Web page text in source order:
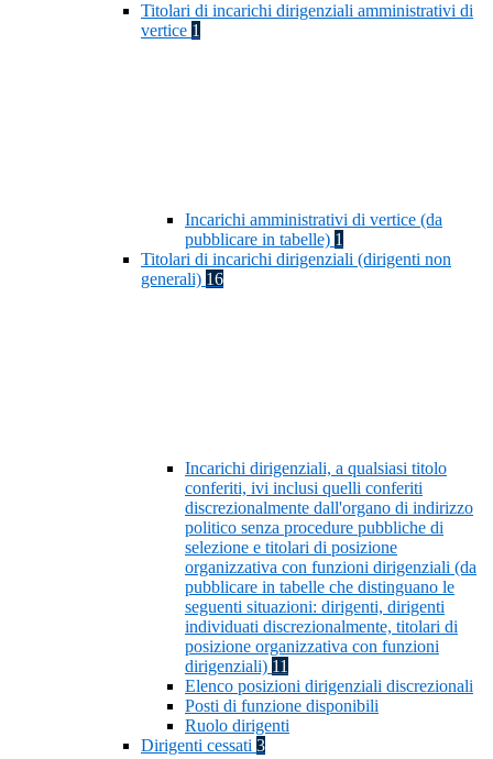
Titolari di incarichi dirigenziali amministrativi di
vertice 1
Incarichi amministrativi di vertice (da
pubblicare in tabelle) 1
Titolari di incarichi dirigenziali (dirigenti non
generali) 16
Incarichi dirigenziali, a qualsiasi titolo
conferiti, ivi inclusi quelli conferiti
discrezionalmente dall'organo di indirizzo
politico senza procedure pubbliche di
selezione e titolari di posizione
organizzativa con funzioni dirigenziali (da
pubblicare in tabelle che distinguano le
seguenti situazioni: dirigenti, dirigenti
individuati discrezionalmente, titolari di
posizione organizzativa con funzioni
dirigenziali) 11
Elenco posizioni dirigenziali discrezionali
Posti di funzione disponibili
Ruolo dirigenti
Dirigenti cessati 3